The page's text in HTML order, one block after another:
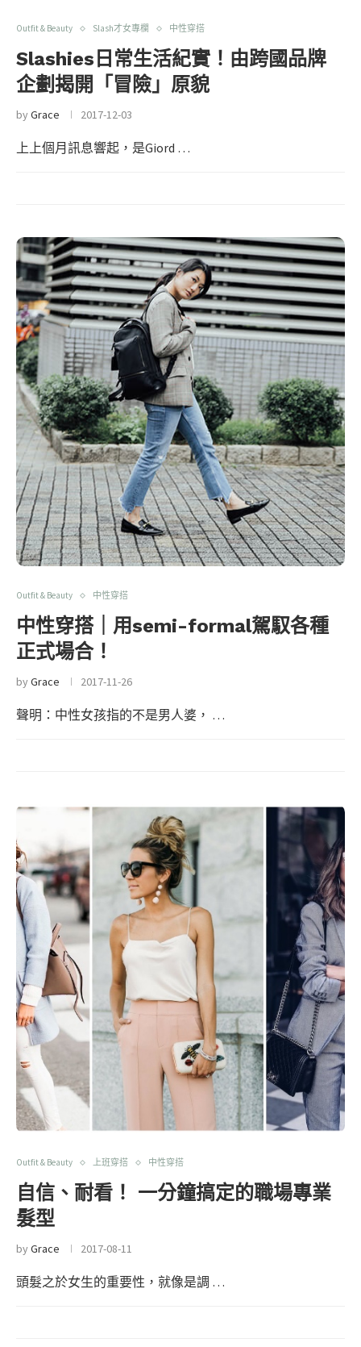
Outfit & Beauty Slash才女專欄 中性穿搭
Slashies日常生活紀實！由跨國品牌
企劃揭開「冒險」原貌
byGrace 2017-12-03
上上個月訊息響起，是Giord …
Outfit & Beauty 中性穿搭
中性穿搭｜用semi-formal駕馭各種
正式場合！
byGrace 2017-11-26
聲明：中性女孩指的不是男人婆， …
Outfit & Beauty 上班穿搭 中性穿搭
自信、耐看！ 一分鐘搞定的職場專業
髮型
byGrace 2017-08-11
頭髮之於女生的重要性，就像是調 …